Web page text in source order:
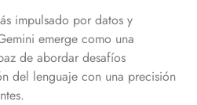
impulsado por datos y
emerge como una
de abordar desafíos
del lenguaje con una precisión